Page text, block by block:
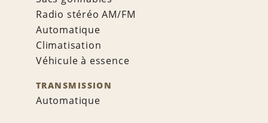
Radio stéréo AM/FM
Automatique
Climatisation
Véhicule à essence
TRANSMISSION
Automatique